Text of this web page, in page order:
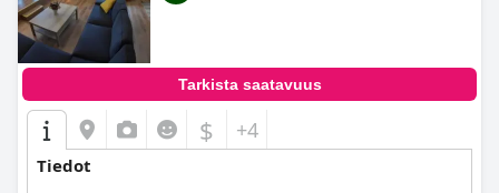
Tarkista saatavuus
$ +4
Tiedot